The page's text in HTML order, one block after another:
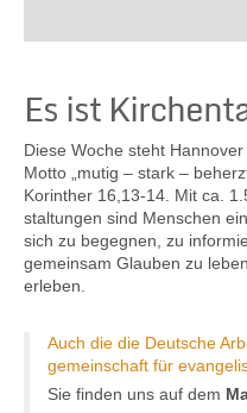
Mitarbeit
Material
Themen
Kontakt
Es ist
Diese Woche steht
Motto „mutig – stark –
Korin­ther 16,13-14. Mit ca.
stal­tungen sind Menschen
sich zu begegnen, zu
gemein­sam Glauben zu
erleben.
Auch die die Deutsche
gemein­schaft für
Sie finden uns auf dem